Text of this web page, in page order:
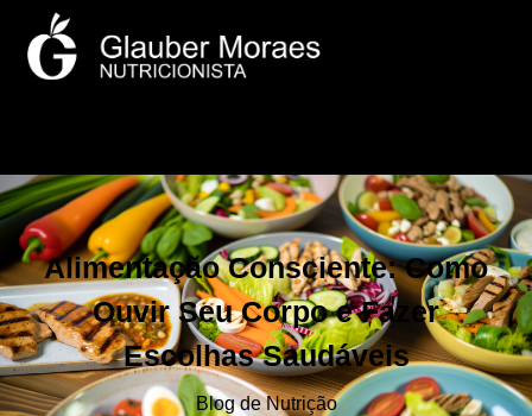
Alimentação Consciente: Como
Ouvir Seu Corpo e Fazer
Escolhas Saudáveis
Blog de Nutrição